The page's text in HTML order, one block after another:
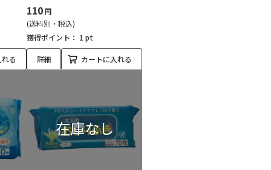
る
110円
(送料別・税込)
獲得ポイント： 1 pt
詳細 カートに入れる